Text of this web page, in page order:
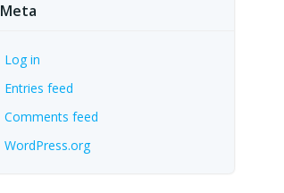
Meta
Log in
Entries feed
Comments feed
WordPress.org